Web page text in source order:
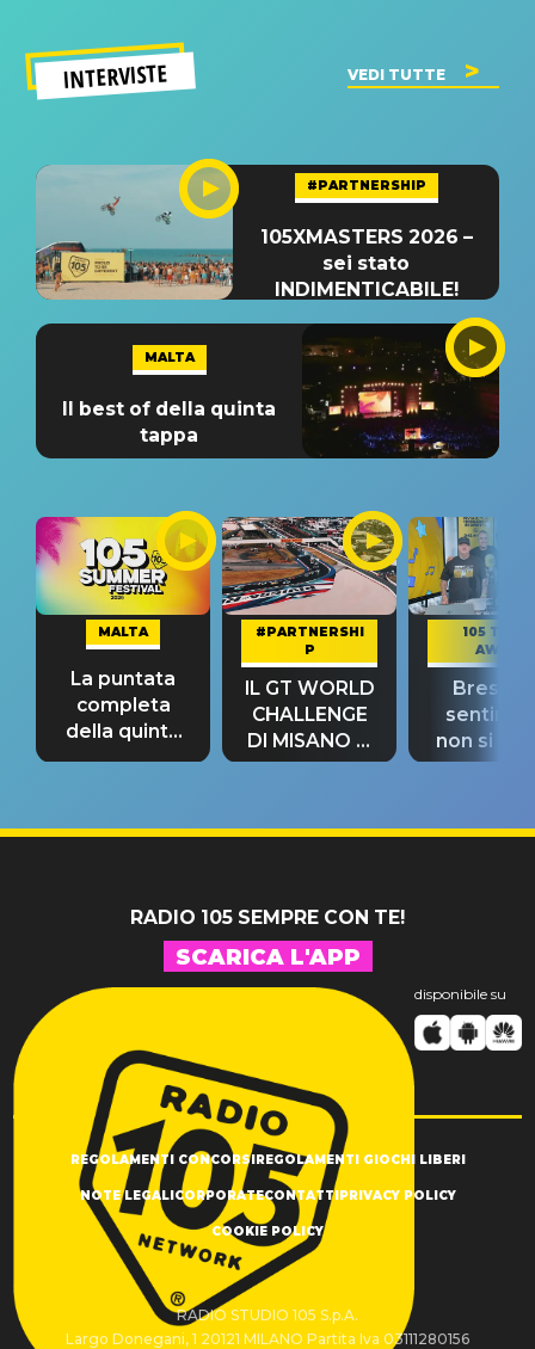
INTERVISTE VEDI TUTTE
#PARTNERSHIP
105XMASTERS 2026 –
sei stato
INDIMENTICABILE!
MALTA
Il best of della quinta
tappa
MALTA
La puntata
completa
della quinta
tappa
#PARTNERSHI
P
IL GT WORLD
CHALLENGE
DI MISANO si
riconferma
105 TAKE
AWAY
Bresh:
non si
fino alla
RADIO 105 SEMPRE CON TE!
SCARICA L'APP
disponibile su
REGOLAMENTI CONCORSIREGOLAMENTI GIOCHI LIBERI
NOTE LEGALICORPORATECONTATTIPRIVACY POLICY
COOKIE POLICY
RADIO STUDIO 105 S.p.A.
Largo Donegani, 1 20121 MILANO Partita Iva 03111280156